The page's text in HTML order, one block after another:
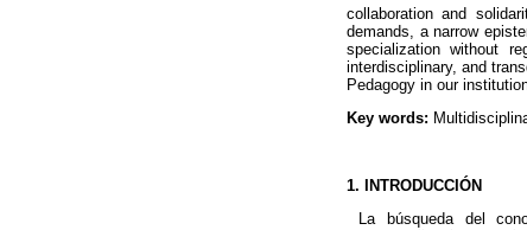
collaboration and
demands, a narrow
specialization without
interdisciplinary, and
Pedagogy in our
Key words:
1. INTRODUCCIÓN
La búsqueda del